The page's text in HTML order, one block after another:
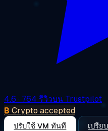
4.6 · 764 รีวิวบน Trustpilot
₿ Crypto accepted
ปรับใช้ VM ทันที เปรีย